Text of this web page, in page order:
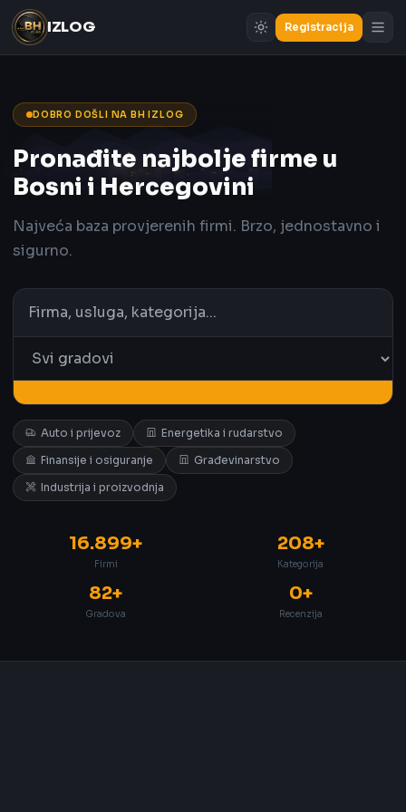
IZLOG Registracija
DOBRO DOŠLI NA BH IZLOG
Pronađite najbolje firme u
Bosni i Hercegovini
Najveća baza provjerenih firmi. Brzo, jednostavno i
sigurno.
Auto i prijevoz
Energetika i rudarstvo
Finansije i osiguranje
Građevinarstvo
Industrija i proizvodnja
16.899+
Firmi
208+
Kategorija
82+
Gradova
0+
Recenzija